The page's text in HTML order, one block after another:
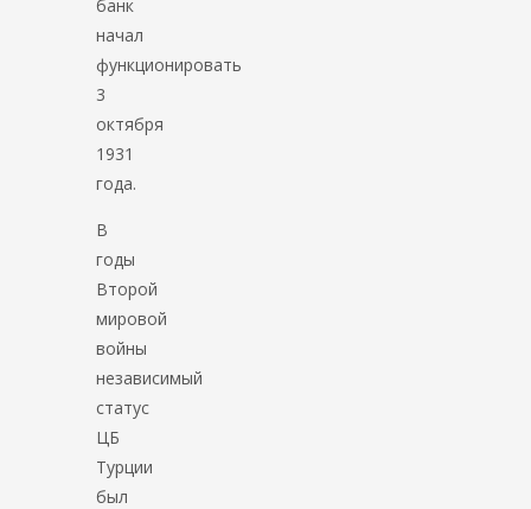
банк
начал
функционировать
3
октября
1931
года.
В
годы
Второй
мировой
войны
независимый
статус
ЦБ
Турции
был